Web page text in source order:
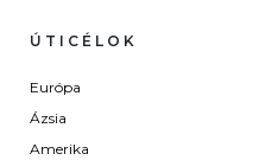
ÚTICÉLOK
Európa
Ázsia
Amerika